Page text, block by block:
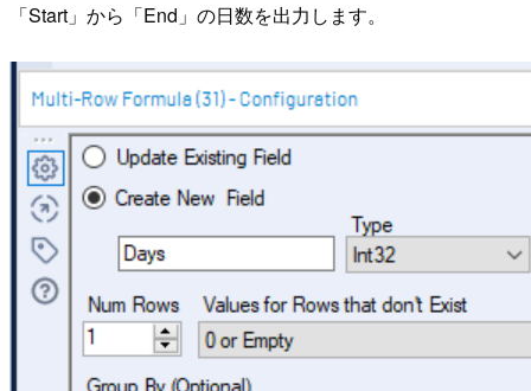
「Start」から「End」の日数を出力します。